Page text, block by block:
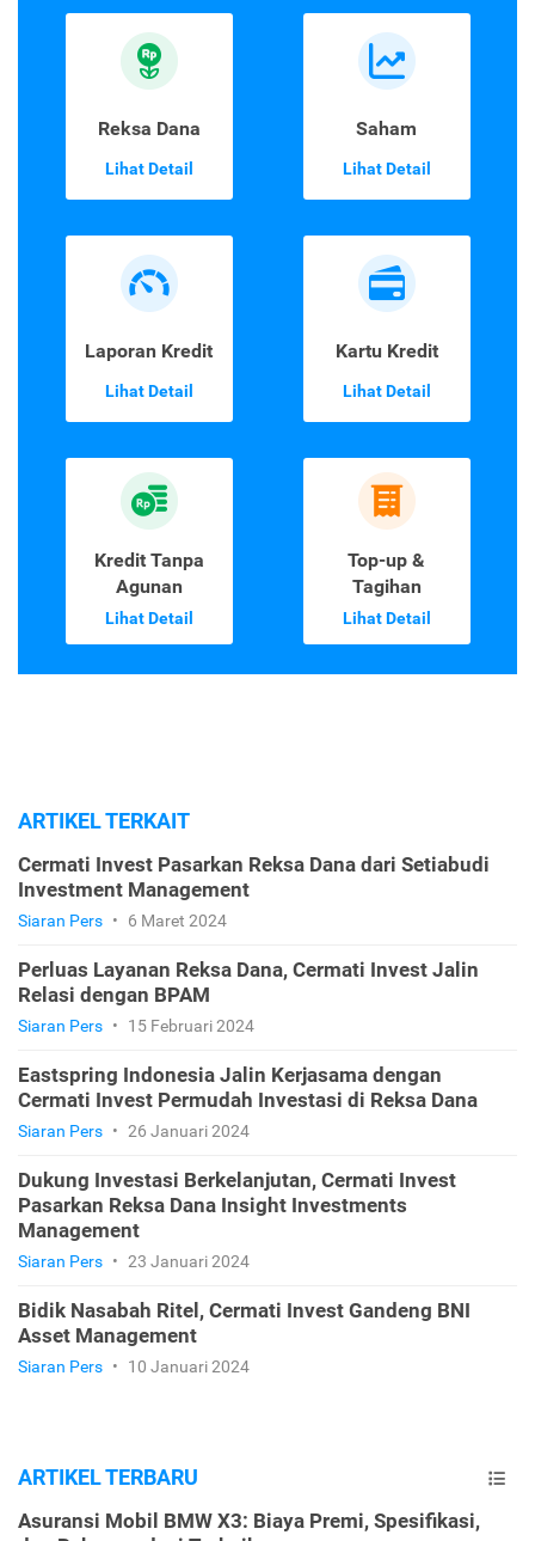
Reksa Dana
Lihat Detail
Saham
Lihat Detail
Laporan Kredit
Lihat Detail
Kartu Kredit
Lihat Detail
Kredit Tanpa
Agunan
Lihat Detail
Top-up &
Tagihan
Lihat Detail
ARTIKEL TERKAIT
Cermati Invest Pasarkan Reksa Dana dari Setiabudi
Investment Management
Siaran Pers • 6 Maret 2024
Perluas Layanan Reksa Dana, Cermati Invest Jalin
Relasi dengan BPAM
Siaran Pers • 15 Februari 2024
Eastspring Indonesia Jalin Kerjasama dengan
Cermati Invest Permudah Investasi di Reksa Dana
Siaran Pers • 26 Januari 2024
Dukung Investasi Berkelanjutan, Cermati Invest
Pasarkan Reksa Dana Insight Investments
Management
Siaran Pers • 23 Januari 2024
Bidik Nasabah Ritel, Cermati Invest Gandeng BNI
Asset Management
Siaran Pers • 10 Januari 2024
ARTIKEL TERBARU
Asuransi Mobil BMW X3: Biaya Premi, Spesifikasi,